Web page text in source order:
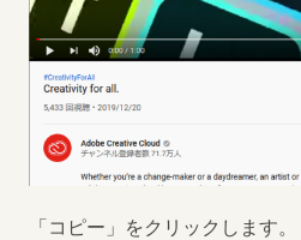
「コピー」をクリックします。